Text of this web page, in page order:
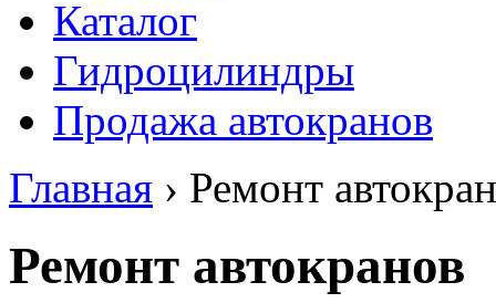
Каталог
Гидроцилиндры
Продажа автокранов
Главная › Ремонт
Ремонт автокранов